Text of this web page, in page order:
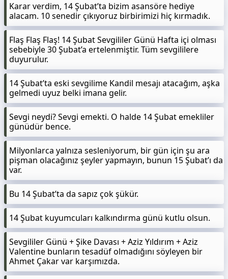
Karar verdim, 14 Şubat’ta bizim asansöre hediye
alacam. 10 senedir çıkıyoruz birbirimizi hiç kırmadık.
Flaş Flaş Flaş! 14 Şubat Sevgililer Günü Hafta içi olması
sebebiyle 30 Şubat’a ertelenmiştir. Tüm sevgililere
duyurulur.
14 Şubat’ta eski sevgilime Kandil mesajı atacağım, aşka
gelmedi uyuz belki imana gelir.
Sevgi neydi? Sevgi emekti. O halde 14 Şubat emekliler
günüdür bence.
Milyonlarca yalnıza sesleniyorum, bir gün için şu ara
pişman olacağınız şeyler yapmayın, bunun 15 Şubat’ı da
var.
Bu 14 Şubat’ta da sapız çok şükür.
14 Şubat kuyumcuları kalkındırma günü kutlu olsun.
Sevgililer Günü + Şike Davası + Aziz Yıldırım + Aziz
Valentine bunların tesadüf olmadığını söyleyen bir
Ahmet Çakar var karşımızda.